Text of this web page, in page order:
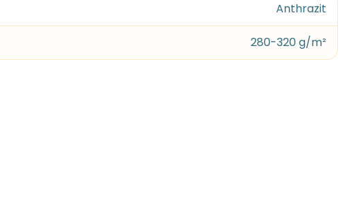
Anthrazit
280-320 g/m²